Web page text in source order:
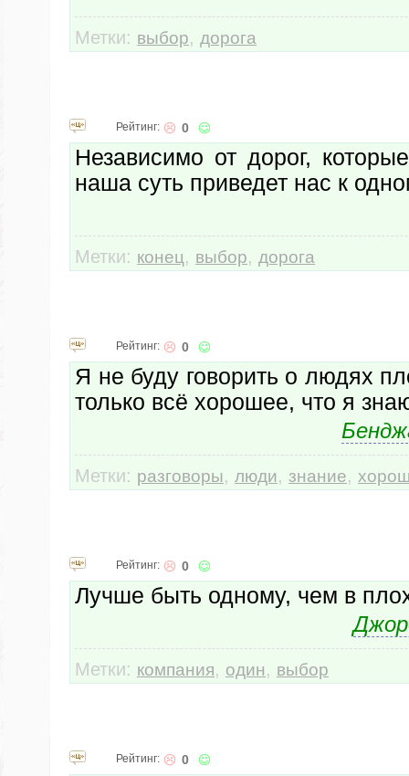
Метки: выбор, дорога
Рейтинг: 0
Независимо от дорог,
наша суть приведет нас к
Метки: конец, выбор, дорога
Рейтинг: 0
Я не буду говорить о людях
только всё хорошее, что я
Метки: разговоры, люди, знание,
Рейтинг: 0
Лучше быть одному, чем в
Метки: компания, один, выбор
Рейтинг: 0